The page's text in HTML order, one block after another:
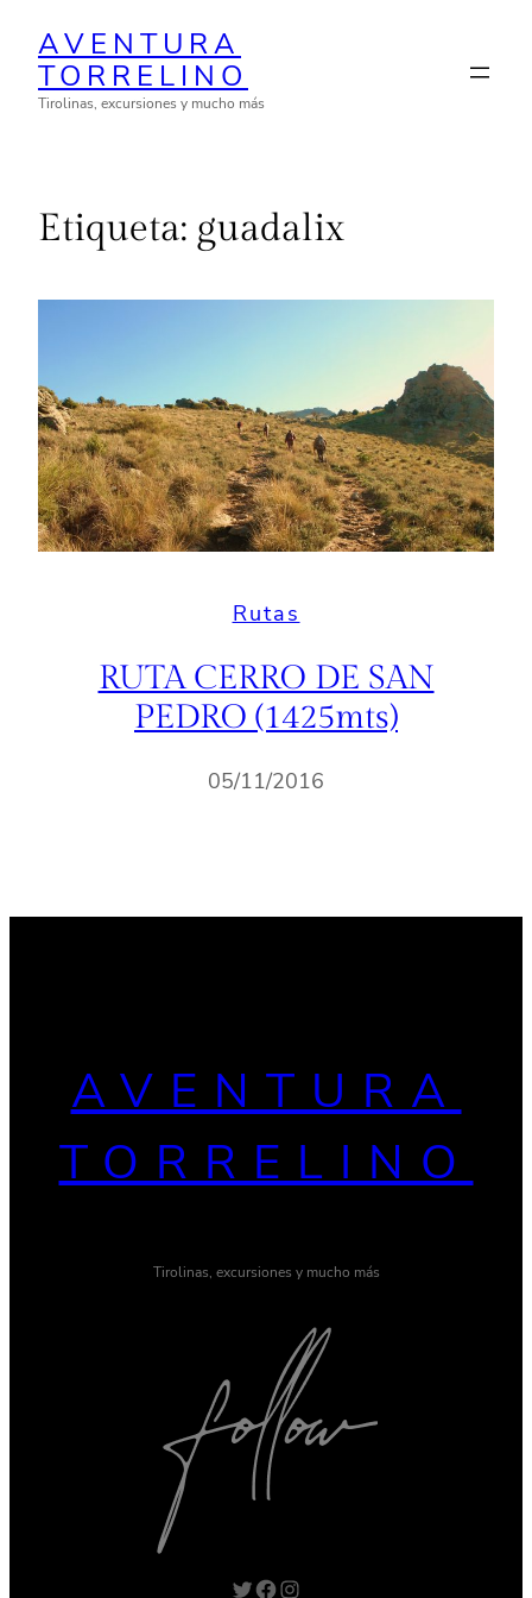
contenido
AVENTURA
TORRELINO
Tirolinas, excursiones y mucho más
Etiqueta: guadalix
Rutas
RUTA CERRO DE SAN
PEDRO (1425mts)
05/11/2016
AVENTURA
TORRELINO
Tirolinas, excursiones y mucho más
Twitter Facebook Instagram